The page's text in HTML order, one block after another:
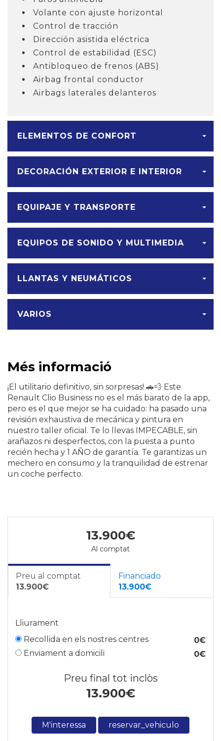
Volante con ajuste horizontal
Control de tracción
Dirección asistida eléctrica
Control de estabilidad (ESC)
Antibloqueo de frenos (ABS)
Airbag frontal conductor
Airbags laterales delanteros
ELEMENTOS DE CONFORT
DECORACIÓN EXTERIOR E INTERIOR
EQUIPAJE Y TRANSPORTE
EQUIPOS DE SONIDO Y MULTIMEDIA
LLANTAS Y NEUMÁTICOS
VARIOS
Més informació
¡El utilitario definitivo, sin sorpresas! 🚗💨 Este
Renault Clio Business no es el más barato de la app,
pero es el que mejor se ha cuidado: ha pasado una
revisión exhaustiva de mecánica y pintura en
nuestro taller oficial. Te lo llevas IMPECABLE, sin
arañazos ni desperfectos, con la puesta a punto
recién hecha y 1 AÑO de garantía. Te garantizas un
mechero en consumo y la tranquilidad de estrenar
un coche perfecto.
13.900€
Al comptat
Preu al comptat
13.900€
Financiado
13.900€
Lliurament
Recollida en els nostres centres
0€
Enviament a domicili
0€
Preu final tot inclòs
13.900€
M'interessa reservar_vehiculo